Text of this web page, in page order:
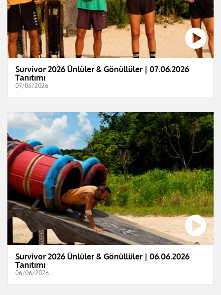
Survivor 2026 Ünlüler & Gönüllüler | 07.06.2026
Tanıtımı
07/06/2026
Survivor 2026 Ünlüler & Gönüllüler | 06.06.2026
Tanıtımı
06/06/2026